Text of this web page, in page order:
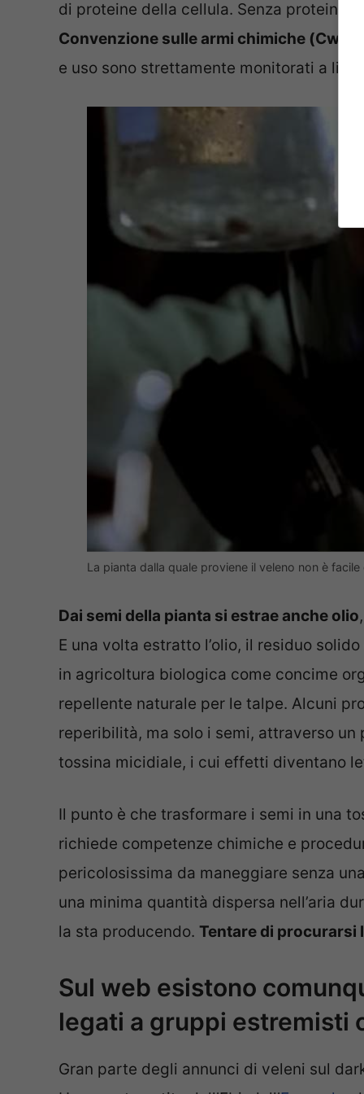
di proteine della cellula. Senza proteine,
Convenzione sulle armi chimiche (Cwc)
e uso sono strettamente monitorati a
La pianta dalla quale proviene il veleno non è
Dai semi della pianta si estrae anche olio
E una volta estratto l’olio, il residuo
in agricoltura biologica come concime
repellente naturale per le talpe. Alcuni
reperibilità, ma solo i semi, attraverso
tossina micidiale, i cui effetti diventano
Il punto è che trasformare i semi in una
richiede competenze chimiche e
pericolosissima da maneggiare senza
una minima quantità dispersa nell’aria
la sta producendo. Tentare di procurarsi
Sul web esistono
legati a gruppi estremisti
Gran parte degli annunci di veleni sul